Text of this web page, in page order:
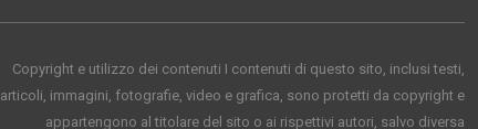
Copyright e utilizzo dei contenuti I contenuti di questo sito, inclusi testi,
articoli, immagini, fotografie, video e grafica, sono protetti da copyright e
appartengono al titolare del sito o ai rispettivi autori, salvo diversa